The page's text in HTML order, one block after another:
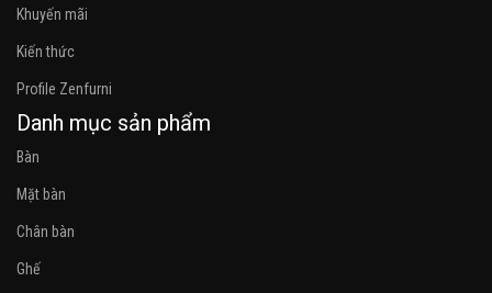
Khuyến mãi
Kiến thức
Profile Zenfurni
Danh mục sản phẩm
Bàn
Mặt bàn
Chân bàn
Ghế